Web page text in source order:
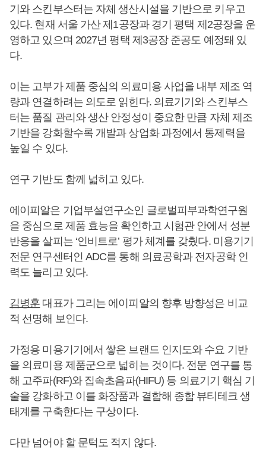
기와 스킨부스터는 자체 생산시설을 기반으로 키우고
있다. 현재 서울 가산 제1공장과 경기 평택 제2공장을 운
영하고 있으며 2027년 평택 제3공장 준공도 예정돼 있
다.
이는 고부가 제품 중심의 의료미용 사업을 내부 제조 역
량과 연결하려는 의도로 읽힌다. 의료기기와 스킨부스
터는 품질 관리와 생산 안정성이 중요한 만큼 자체 제조
기반을 강화할수록 개발과 상업화 과정에서 통제력을
높일 수 있다.
연구 기반도 함께 넓히고 있다.
에이피알은 기업부설연구소인 글로벌피부과학연구원
을 중심으로 제품 효능을 확인하고 시험관 안에서 성분
반응을 살피는 ‘인비트로’ 평가 체계를 갖췄다. 미용기기
전문 연구센터인 ADC를 통해 의료공학과 전자공학 인
력도 늘리고 있다.
김병훈 대표가 그리는 에이피알의 향후 방향성은 비교
적 선명해 보인다.
가정용 미용기기에서 쌓은 브랜드 인지도와 수요 기반
을 의료미용 제품군으로 넓히는 것이다. 전문 연구를 통
해 고주파(RF)와 집속초음파(HIFU) 등 의료기기 핵심 기
술을 강화하고 이를 화장품과 결합해 종합 뷰티테크 생
태계를 구축한다는 구상이다.
다만 넘어야 할 문턱도 적지 않다.